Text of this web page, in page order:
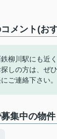
メント(お
柳川駅にも近
しの方は、ぜ
ご連絡下さい。
集中の物件